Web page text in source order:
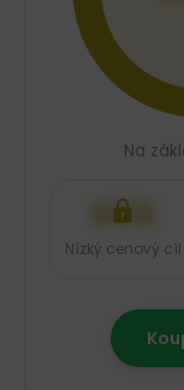
Na
XXX
Nízký cenový cíl